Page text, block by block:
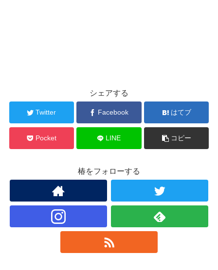
シェアする
Twitter Facebook はてブ
Pocket LINE コピー
椿をフォローする